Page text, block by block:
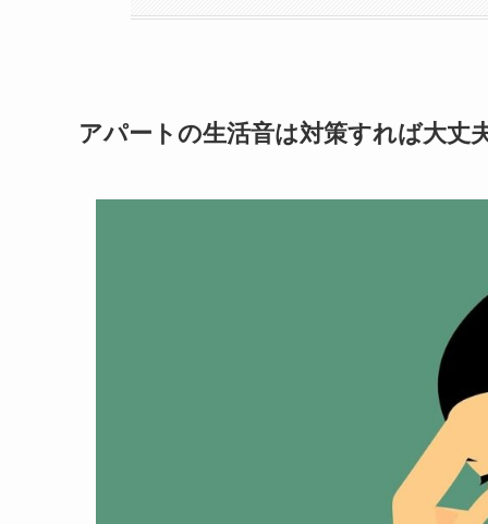
アパートの生活音は対策すれば大丈